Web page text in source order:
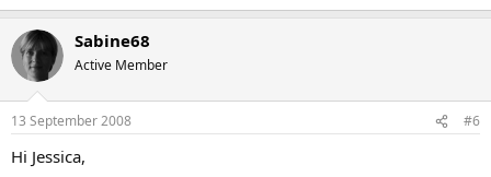
Sabine68
Active Member
13 September 2008 #6
Hi Jessica,